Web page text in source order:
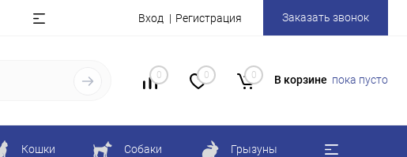
Вход Регистрация Заказать звонок
0 0 0 В корзине пока пусто
Кошки Собаки Грызуны